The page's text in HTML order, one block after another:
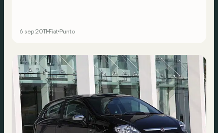
6 sep 2011 Fiat Punto